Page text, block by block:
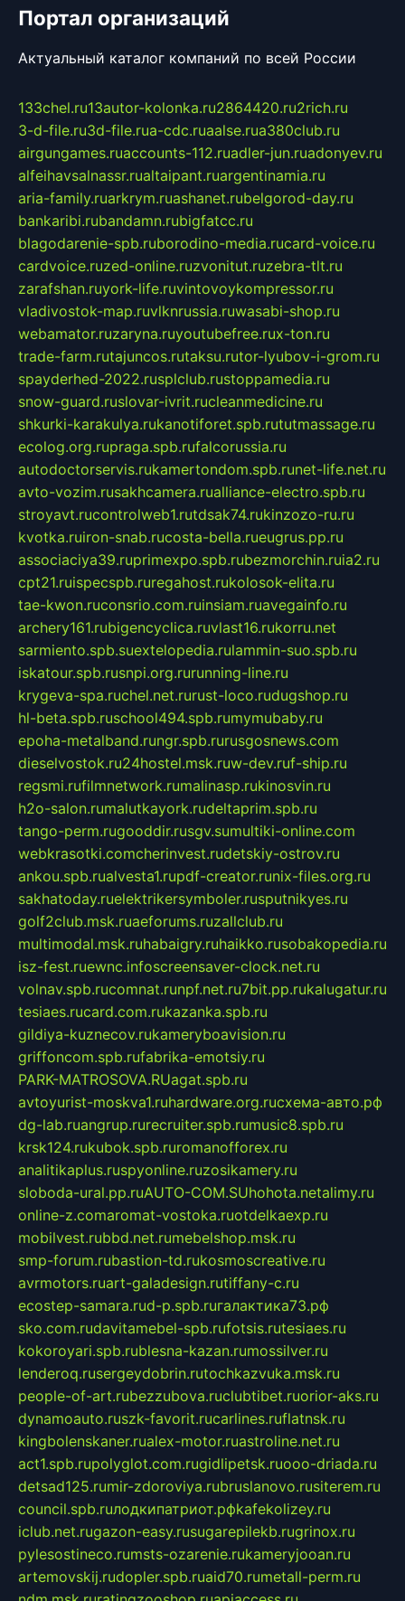
Портал организаций
Актуальный каталог компаний по всей России
133chel.ru13autor-kolonka.ru2864420.ru2rich.ru
3-d-file.ru3d-file.rua-cdc.ruaalse.rua380club.ru
airgungames.ruaccounts-112.ruadler-jun.ruadonyev.ru
alfeihavsalnassr.rualtaipant.ruargentinamia.ru
aria-family.ruarkrym.ruashanet.rubelgorod-day.ru
bankaribi.rubandamn.rubigfatcc.ru
blagodarenie-spb.ruborodino-media.rucard-voice.ru
cardvoice.ruzed-online.ruzvonitut.ruzebra-tlt.ru
zarafshan.ruyork-life.ruvintovoykompressor.ru
vladivostok-map.ruvlknrussia.ruwasabi-shop.ru
webamator.ruzaryna.ruyoutubefree.rux-ton.ru
trade-farm.rutajuncos.rutaksu.rutor-lyubov-i-grom.ru
spayderhed-2022.rusplclub.rustoppamedia.ru
snow-guard.ruslovar-ivrit.rucleanmedicine.ru
shkurki-karakulya.rukanotiforet.spb.rututmassage.ru
ecolog.org.rupraga.spb.rufalcorussia.ru
autodoctorservis.rukamertondom.spb.runet-life.net.ru
avto-vozim.rusakhcamera.rualliance-electro.spb.ru
stroyavt.rucontrolweb1.rutdsak74.rukinzozo-ru.ru
kvotka.ruiron-snab.rucosta-bella.rueugrus.pp.ru
associaciya39.ruprimexpo.spb.rubezmorchin.ruia2.ru
cpt21.ruispecspb.ruregahost.rukolosok-elita.ru
tae-kwon.ruconsrio.com.ruinsiam.ruavegainfo.ru
archery161.rubigencyclica.ruvlast16.rukorru.net
sarmiento.spb.suextelopedia.rulammin-suo.spb.ru
iskatour.spb.rusnpi.org.rurunning-line.ru
krygeva-spa.ruchel.net.rurust-loco.rudugshop.ru
hl-beta.spb.ruschool494.spb.rumymubaby.ru
epoha-metalband.rungr.spb.rurusgosnews.com
dieselvostok.ru24hostel.msk.ruw-dev.ruf-ship.ru
regsmi.rufilmnetwork.rumalinasp.rukinosvin.ru
h2o-salon.rumalutkayork.rudeltaprim.spb.ru
tango-perm.rugooddir.rusgv.sumultiki-online.com
webkrasotki.comcherinvest.rudetskiy-ostrov.ru
ankou.spb.rualvesta1.rupdf-creator.runix-files.org.ru
sakhatoday.ruelektrikersymboler.rusputnikyes.ru
golf2club.msk.ruaeforums.ruzallclub.ru
multimodal.msk.ruhabaigry.ruhaikko.rusobakopedia.ru
isz-fest.ruewnc.infoscreensaver-clock.net.ru
volnav.spb.rucomnat.runpf.net.ru7bit.pp.rukalugatur.ru
tesiaes.rucard.com.rukazanka.spb.ru
gildiya-kuznecov.rukameryboavision.ru
griffoncom.spb.rufabrika-emotsiy.ru
PARK-MATROSOVA.RUagat.spb.ru
avtoyurist-moskva1.ruhardware.org.ruсхема-авто.рф
dg-lab.ruangrup.rurecruiter.spb.rumusic8.spb.ru
krsk124.rukubok.spb.ruromanofforex.ru
analitikaplus.ruspyonline.ruzosikamery.ru
sloboda-ural.pp.ruAUTO-COM.SUhohota.netalimy.ru
online-z.comaromat-vostoka.ruotdelkaexp.ru
mobilvest.rubbd.net.rumebelshop.msk.ru
smp-forum.rubastion-td.rukosmoscreative.ru
avrmotors.ruart-galadesign.rutiffany-c.ru
ecostep-samara.rud-p.spb.ruгалактика73.рф
sko.com.rudavitamebel-spb.rufotsis.rutesiaes.ru
kokoroyari.spb.rublesna-kazan.rumossilver.ru
lenderoq.rusergeydobrin.rutochkazvuka.msk.ru
people-of-art.rubezzubova.ruclubtibet.ruorior-aks.ru
dynamoauto.ruszk-favorit.rucarlines.ruflatnsk.ru
kingbolenskaner.rualex-motor.ruastroline.net.ru
act1.spb.rupolyglot.com.rugidlipetsk.ruooo-driada.ru
detsad125.rumir-zdoroviya.rubruslanovo.rusiterem.ru
council.spb.ruлодкипатриот.рфkafekolizey.ru
iclub.net.rugazon-easy.rusugarepilekb.rugrinox.ru
pylesostineco.rumsts-ozarenie.rukameryjooan.ru
artemovskij.rudopler.spb.ruaid70.rumetall-perm.ru